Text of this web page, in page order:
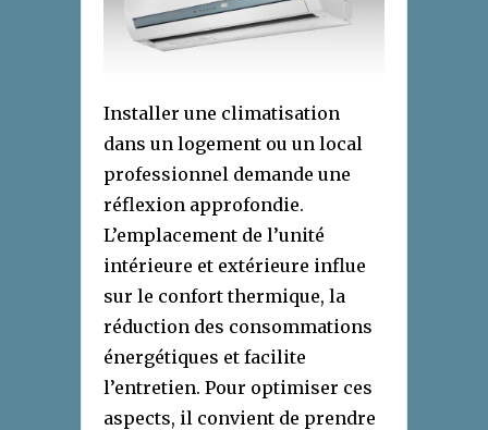
Installer une climatisation
dans un logement ou un local
professionnel demande une
réflexion approfondie.
L’emplacement de l’unité
intérieure et extérieure influe
sur le confort thermique, la
réduction des consommations
énergétiques et facilite
l’entretien. Pour optimiser ces
aspects, il convient de prendre